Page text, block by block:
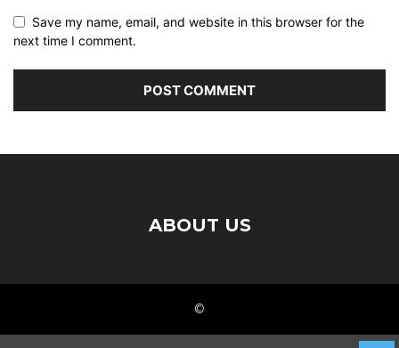
Save my name, email, and website in this browser for the
next time I comment.
ABOUT US
©